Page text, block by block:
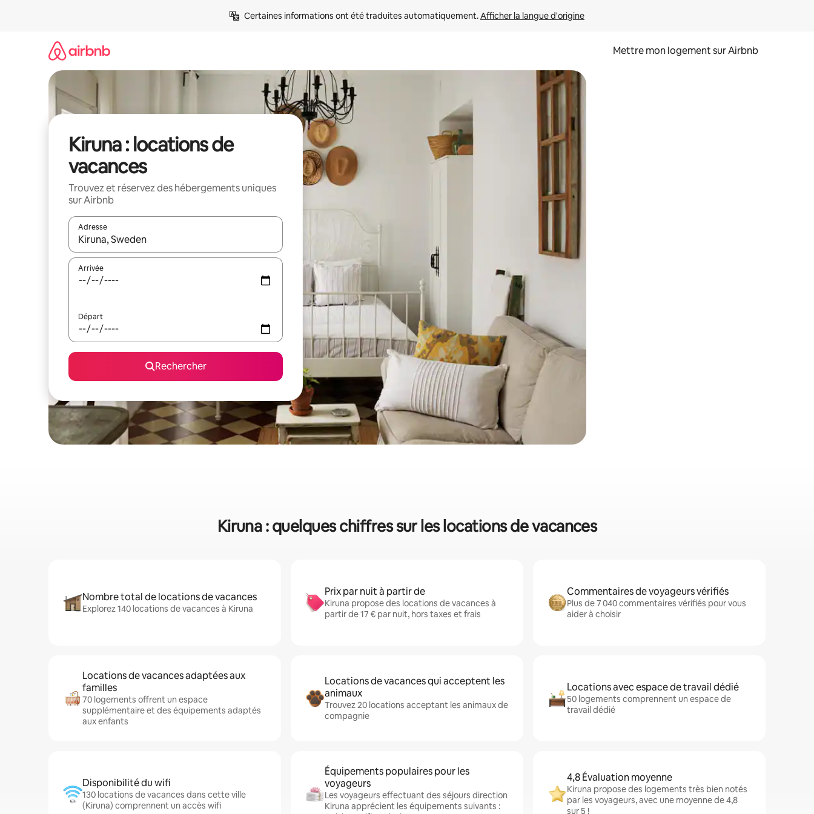
Certaines informations ont été traduites automatiquement. Afficher la langue d'origine
Mettre mon logement sur Airbnb
Kiruna : locations de
vacances
Trouvez et réservez des hébergements uniques
sur Airbnb
Adresse
Lorsque les résultats s'affichent, utilisez les flèches vers le haut et vers le bas pour les parcourir ou en appuyant et en faisant glisser.
Arrivée
Départ
Rechercher
Kiruna : quelques chiffres sur les locations de vacances
Nombre total de locations de vacances
Explorez 140 locations de vacances à Kiruna
Prix par nuit à partir de
Kiruna propose des locations de vacances à
partir de 17 € par nuit, hors taxes et frais
Commentaires de voyageurs vérifiés
Plus de 7 040 commentaires vérifiés pour vous
aider à choisir
Locations de vacances adaptées aux
familles
70 logements offrent un espace
supplémentaire et des équipements adaptés
aux enfants
Locations de vacances qui acceptent les
animaux
Trouvez 20 locations acceptant les animaux de
compagnie
Locations avec espace de travail dédié
50 logements comprennent un espace de
travail dédié
Disponibilité du wifi
130 locations de vacances dans cette ville
(Kiruna) comprennent un accès wifi
Équipements populaires pour les
voyageurs
Les voyageurs effectuant des séjours direction
Kiruna apprécient les équipements suivants :
4,8 Évaluation moyenne
Kiruna propose des logements très bien notés
par les voyageurs, avec une moyenne de 4,8
sur 5 !